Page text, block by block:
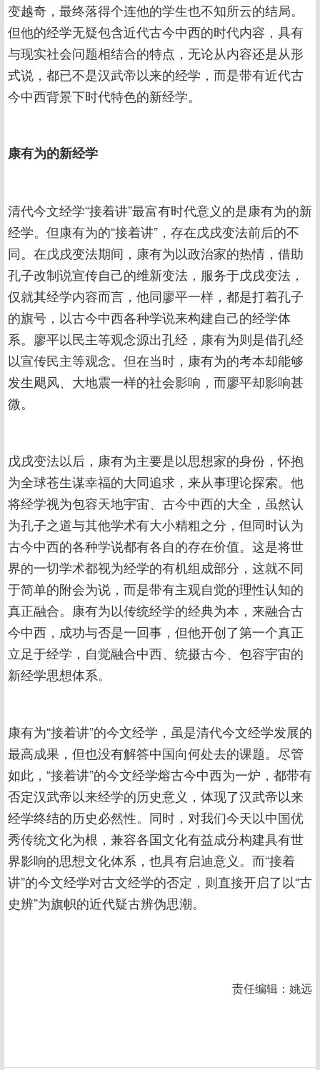
变越奇，最终落得个连他的学生也不知所云的结局。
但他的经学无疑包含近代古今中西的时代内容，具有
与现实社会问题相结合的特点，无论从内容还是从形
式说，都已不是汉武帝以来的经学，而是带有近代古
今中西背景下时代特色的新经学。
康有为的新经学
清代今文经学“接着讲”最富有时代意义的是康有为的新
经学。但康有为的“接着讲”，存在戊戌变法前后的不
同。在戊戌变法期间，康有为以政治家的热情，借助
孔子改制说宣传自己的维新变法，服务于戊戌变法，
仅就其经学内容而言，他同廖平一样，都是打着孔子
的旗号，以古今中西各种学说来构建自己的经学体
系。廖平以民主等观念源出孔经，康有为则是借孔经
以宣传民主等观念。但在当时，康有为的考本却能够
发生飓风、大地震一样的社会影响，而廖平却影响甚
微。
戊戌变法以后，康有为主要是以思想家的身份，怀抱
为全球苍生谋幸福的大同追求，来从事理论探索。他
将经学视为包容天地宇宙、古今中西的大全，虽然认
为孔子之道与其他学术有大小精粗之分，但同时认为
古今中西的各种学说都有各自的存在价值。这是将世
界的一切学术都视为经学的有机组成部分，这就不同
于简单的附会为说，而是带有主观自觉的理性认知的
真正融合。康有为以传统经学的经典为本，来融合古
今中西，成功与否是一回事，但他开创了第一个真正
立足于经学，自觉融合中西、统摄古今、包容宇宙的
新经学思想体系。
康有为“接着讲”的今文经学，虽是清代今文经学发展的
最高成果，但也没有解答中国向何处去的课题。尽管
如此，“接着讲”的今文经学熔古今中西为一炉，都带有
否定汉武帝以来经学的历史意义，体现了汉武帝以来
经学终结的历史必然性。同时，对我们今天以中国优
秀传统文化为根，兼容各国文化有益成分构建具有世
界影响的思想文化体系，也具有启迪意义。而“接着
讲”的今文经学对古文经学的否定，则直接开启了以“古
史辨”为旗帜的近代疑古辨伪思潮。
责任编辑：姚远